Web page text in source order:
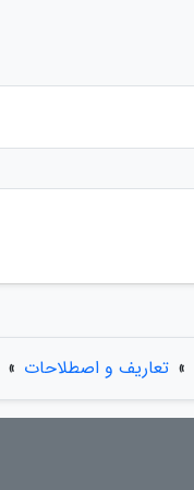
» تعاریف و اصطلاحات »